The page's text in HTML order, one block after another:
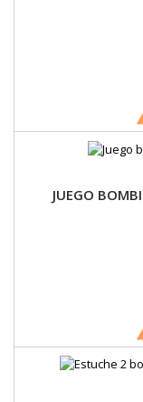
JUEGO